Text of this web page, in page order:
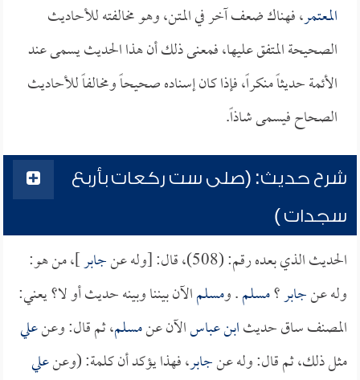
المعتمر، فهناك ضعف آخر في المتن، وهو مخالفته للأحاديث
الصحيحة المتفق عليها، فمعنى ذلك أن هذا الحديث يسمى عند
الأئمة حديثاً منكراً، فإذا كان إسناده صحيحاً ومخالفاً للأحاديث
الصحاح فيسمى شاذاً.
شرح حديث: (صلى ست ركعات بأربع
سجدات )
الحديث الذي بعده رقم: (508)، قال: [وله عن جابر]، من هو:
وله عنجابر؟مسلم. ومسلمالآن بيننا وبينه حديث أو لا؟ يعني:
المصنف ساق حديثابن عباسالآن عنمسلم، ثم قال: وعنعلي
مثل ذلك، ثم قال: وله عنجابر، فهذا يؤكد أن كلمة: (وعنعلي